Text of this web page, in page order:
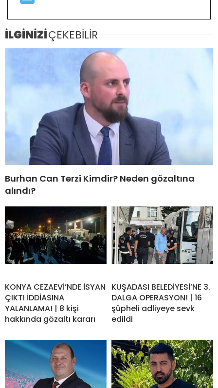
İLGİNİZİÇEKEBİLİR
Burhan Can Terzi Kimdir? Neden gözaltına
alındı?
KONYA CEZAEVİ’NDE İSYAN
ÇIKTI İDDİASINA
YALANLAMA! | 8 kişi
hakkında gözaltı kararı
KUŞADASI BELEDİYESİ’NE 3.
DALGA OPERASYON! | 16
şüpheli adliyeye sevk
edildi